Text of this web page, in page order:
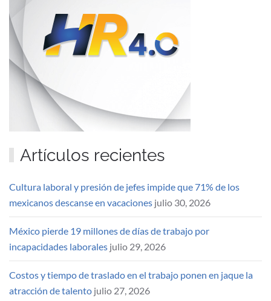
Artículos recientes
Cultura laboral y presión de jefes impide que 71% de los
mexicanos descanse en vacaciones julio 30, 2026
México pierde 19 millones de días de trabajo por
incapacidades laborales julio 29, 2026
Costos y tiempo de traslado en el trabajo ponen en jaque la
atracción de talento julio 27, 2026